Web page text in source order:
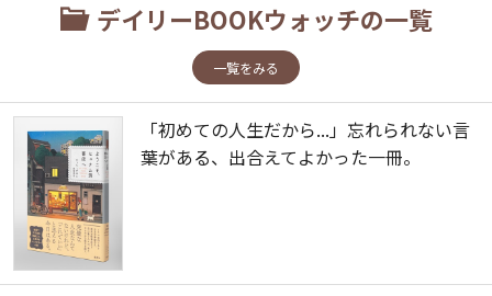
デイリーBOOKウォッチの一覧
一覧をみる
「初めての人生だから...」忘れられない言
葉がある、出合えてよかった一冊。